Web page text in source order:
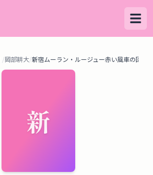
/岡部耕大/新宿ムーラン・ルージュー赤い風車の回る
新